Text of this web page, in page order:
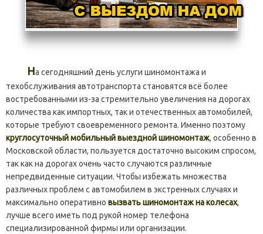
На сегодняшний день услуги шиномонтажа и
техобслуживания автотранспорта становятся всё более
востребованными из-за стремительно увеличения на дорогах
количества как импортных, так и отечественных автомобилей,
которые требуют своевременного ремонта. Именно поэтому
круглосуточный мобильный выездной шиномонтаж, особенно в
Московской области, пользуется достаточно высоким спросом,
так как на дорогах очень часто случаются различные
непредвиденные ситуации. Чтобы избежать множества
различных проблем с автомобилем в экстренных случаях и
максимально оперативно вызвать шиномонтаж на колесах,
лучше всего иметь под рукой номер телефона
специализированной фирмы или организации.